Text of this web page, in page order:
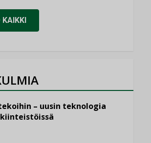
– uusin teknologia